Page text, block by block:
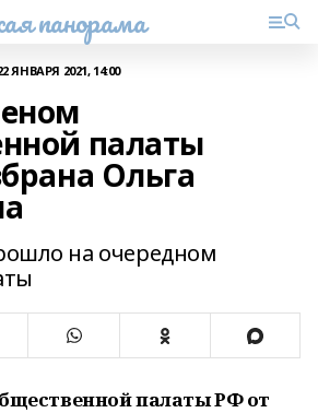
панорама
ЯНВАРЯ 2021, 14:00
палаты
Ольга
на очередном
палаты РФ от